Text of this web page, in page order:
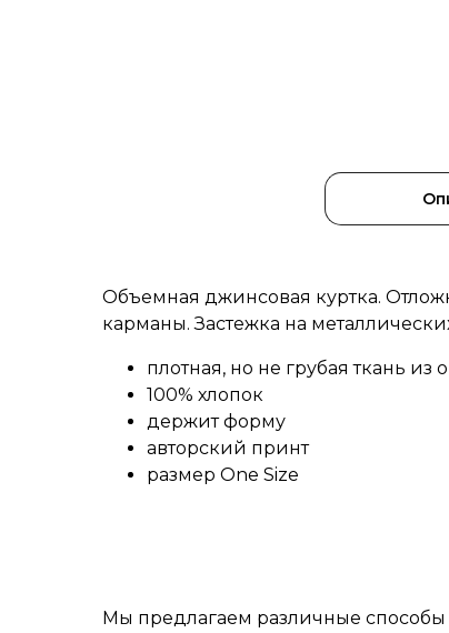
Объемная джинсовая куртка.
карманы. Застежка на
плотная, но не грубая ткань из
100% хлопок
держит форму
авторский принт
размер One Size
Мы предлагаем различные